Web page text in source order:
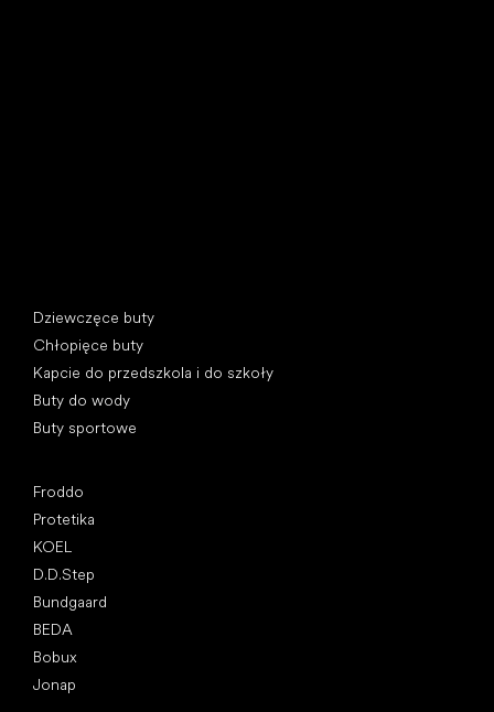
Dziewczęce buty
Chłopięce buty
Kapcie do przedszkola i do szkoły
Buty do wody
Buty sportowe
Froddo
Protetika
KOEL
D.D.Step
Bundgaard
BEDA
Bobux
Jonap